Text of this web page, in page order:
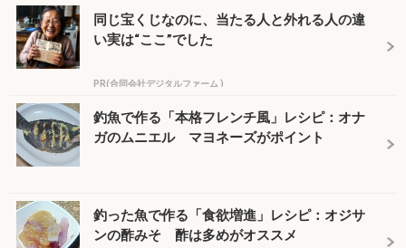
同じ宝くじなのに、当たる人と外れる人の違
い実は“ここ”でした
PR(合同会社デジタルファーム )
釣魚で作る「本格フレンチ風」レシピ：オナ
ガのムニエル マヨネーズがポイント
釣った魚で作る「食欲増進」レシピ：オジサ
ンの酢みそ 酢は多めがオススメ